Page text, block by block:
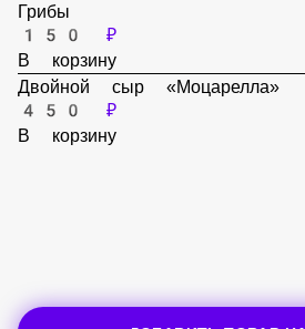
Перец «Болгарский»
150 ₽
В корзину
Грибы
150 ₽
В корзину